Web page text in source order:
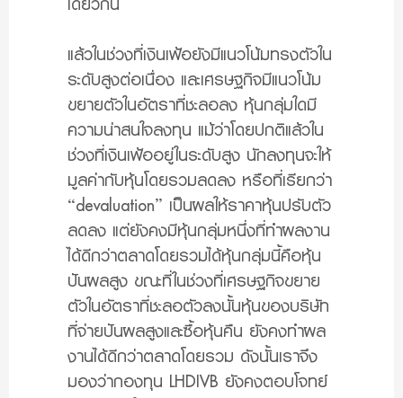
แล้วในช่วงที่เงินเฟ้อยังมีแนวโน้มทรงตัวใน
ระดับสูงต่อเนื่อง และเศรษฐกิจมีแนวโน้ม
ขยายตัวในอัตราที่ชะลอลง หุ้นกลุ่มใดมี
ความน่าสนใจลงทุน แม้ว่าโดยปกติแล้วใน
ช่วงที่เงินเฟ้ออยู่ในระดับสูง นักลงทุนจะให้
มูลค่ากับหุ้นโดยรวมลดลง หรือที่เรียกว่า
“devaluation” เป็นผลให้ราคาหุ้นปรับตัว
ลดลง แต่ยังคงมีหุ้นกลุ่มหนึ่งที่ทำผลงาน
ได้ดีกว่าตลาดโดยรวมได้หุ้นกลุ่มนี้คือหุ้น
ปันผลสูง ขณะที่ในช่วงที่เศรษฐกิจขยาย
ตัวในอัตราที่ชะลอตัวลงนั้นหุ้นของบริษัท
ที่จ่ายปันผลสูงและซื้อหุ้นคืน ยังคงทำผล
งานได้ดีกว่าตลาดโดยรวม ดังนั้นเราจึง
มองว่ากองทุน LHDIVB ยังคงตอบโจทย์